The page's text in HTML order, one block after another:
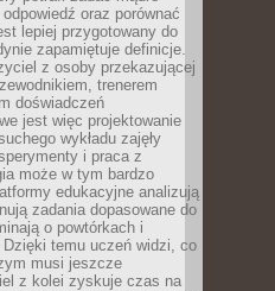
oraz porównać
lepiej przygotowany do
zapamiętuje definicje.
z osoby przekazującej
trenerem
doświadczeń
jest więc projektowanie
wykładu zajęły
i praca z
może w tym bardzo
edukacyjne analizują
zadania dopasowane do
o powtórkach i
temu uczeń widzi, co
musi jeszcze
z kolei zyskuje czas na